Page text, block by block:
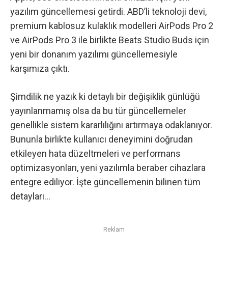
yazılım güncellemesi getirdi. ABD’li teknoloji devi,
premium kablosuz kulaklık modelleri AirPods Pro 2
ve AirPods Pro 3 ile birlikte Beats Studio Buds için
yeni bir donanım yazılımı güncellemesiyle
karşımıza çıktı.
Şimdilik ne yazık ki detaylı bir değişiklik günlüğü
yayınlanmamış olsa da bu tür güncellemeler
genellikle sistem kararlılığını artırmaya odaklanıyor.
Bununla birlikte kullanıcı deneyimini doğrudan
etkileyen hata düzeltmeleri ve performans
optimizasyonları, yeni yazılımla beraber cihazlara
entegre ediliyor. İşte güncellemenin bilinen tüm
detayları…
Reklam